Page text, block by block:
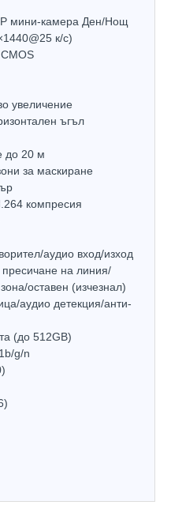
мини-камера Ден/Нощ
к/с)
увеличение
ъгъл
до 20 м
за маскиране
компресия
аудио вход/изход
на линия/
оставен (изчезнал)
аудио детекция/анти-
(до 512GB)
g/n